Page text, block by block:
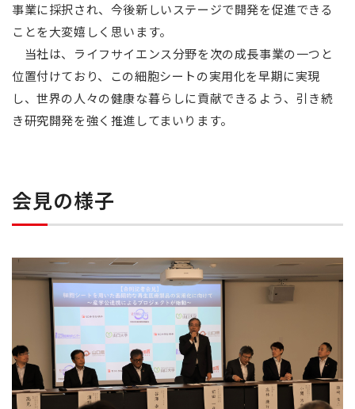
事業に採択され、今後新しいステージで開発を促進できる
ことを大変嬉しく思います。
当社は、ライフサイエンス分野を次の成長事業の一つと
位置付けており、この細胞シートの実用化を早期に実現
し、世界の人々の健康な暮らしに貢献できるよう、引き続
き研究開発を強く推進してまいります。
会見の様子